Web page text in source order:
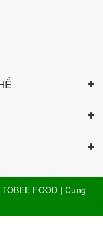
FOOD |Cung